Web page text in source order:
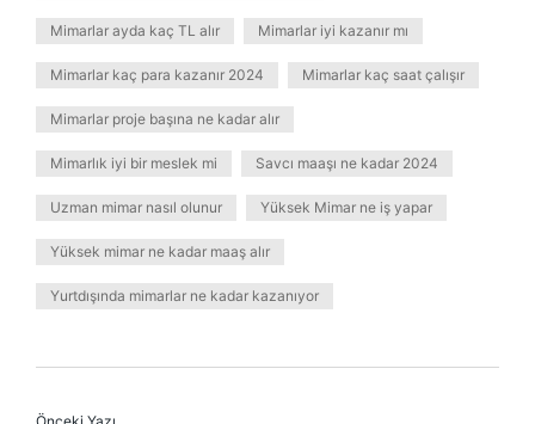
Mimarlar ayda kaç TL alır Mimarlar iyi kazanır mı
Mimarlar kaç para kazanır 2024 Mimarlar kaç saat çalışır
Mimarlar proje başına ne kadar alır
Mimarlık iyi bir meslek mi Savcı maaşı ne kadar 2024
Uzman mimar nasıl olunur Yüksek Mimar ne iş yapar
Yüksek mimar ne kadar maaş alır
Yurtdışında mimarlar ne kadar kazanıyor